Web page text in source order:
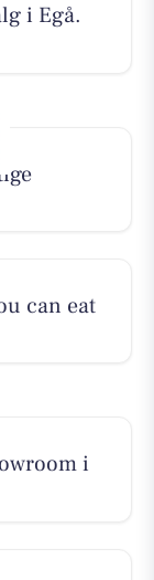
i Egå.
can eat
i